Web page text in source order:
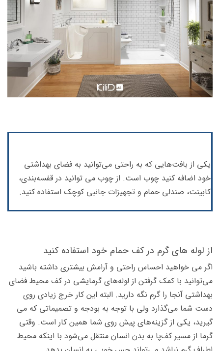
یکی از بافت‌هایی که به راحتی می‌توانید به فضای بهداشتی
خود اضافه کنید چوب است. از چوب می توانید در قفسه‌بندی،
کابینت، صندلی حمام و تجهیزات جانبی کوچک استفاده کنید.
از لوله های گرم در کف حمام خود استفاده کنید
اگر می خواهید احساس راحتی و آرامش بیشتری داشته باشید
می‌توانید با کمک گرفتن از لوله‌های گرمایشی در کف محیط فضای
بهداشتی آنجا را گرم نگه دارید. البته این کار خرج زیادی روی
دست شما می‌گذارد ولی با توجه به بودجه و تصمیماتی که می
گیرید، یکی از گزینه‌های پیش روی شما همین کار است. وقتی
گرما از مسیر کف‌پا به بدن انسان منتقل می‌شود با اینکه محیط